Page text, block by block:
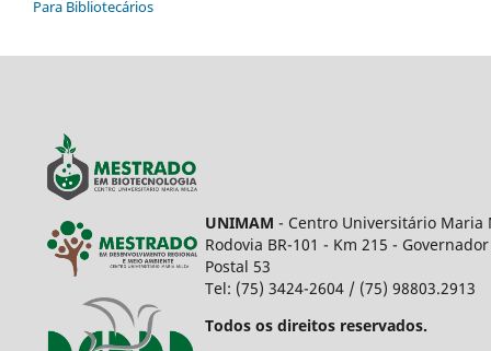
Para Bibliotecários
UNIMAM - Centro Universitário Maria
Rodovia BR-101 - Km 215 -
Postal 53
Tel: (75) 3424-2604 / (75) 98803.2913
Todos os direitos reservados.